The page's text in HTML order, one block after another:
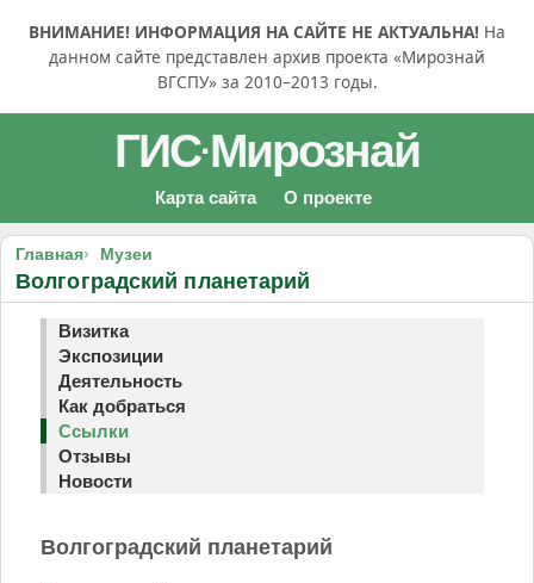
ВНИМАНИЕ! ИНФОРМАЦИЯ НА САЙТЕ НЕ АКТУАЛЬНА! На
данном сайте представлен архив проекта «Мирознай
ВГСПУ» за 2010–2013 годы.
ГИС·Мирознай
Карта сайта О проекте
Главная Музеи
Волгоградский планетарий
Визитка
Экспозиции
Деятельность
Как добраться
Ссылки
Отзывы
Новости
Волгоградский планетарий